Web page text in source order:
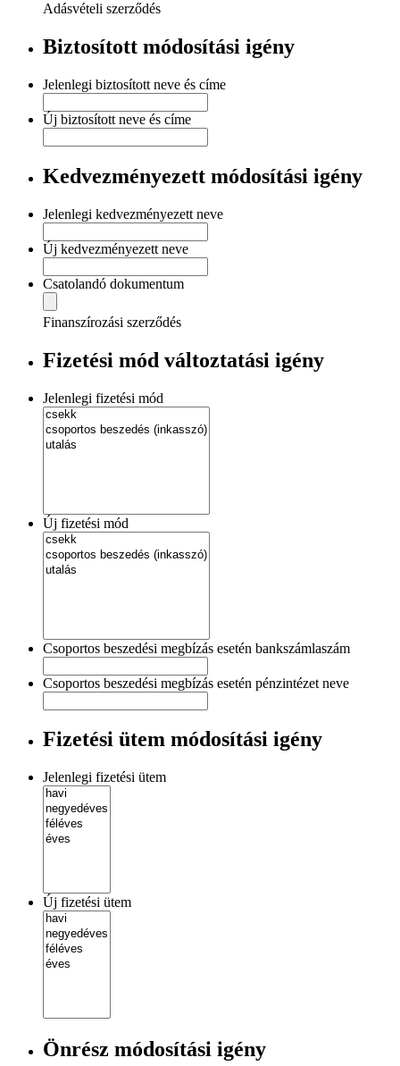
Adásvételi szerződés
Biztosított módosítási igény
Jelenlegi biztosított neve és címe
Új biztosított neve és címe
Kedvezményezett módosítási igény
Jelenlegi kedvezményezett neve
Új kedvezményezett neve
Csatolandó dokumentum
Finanszírozási szerződés
Fizetési mód változtatási igény
Jelenlegi fizetési mód
Új fizetési mód
Csoportos beszedési megbízás esetén bankszámlaszám
Csoportos beszedési megbízás esetén pénzintézet neve
Fizetési ütem módosítási igény
Jelenlegi fizetési ütem
Új fizetési ütem
Önrész módosítási igény